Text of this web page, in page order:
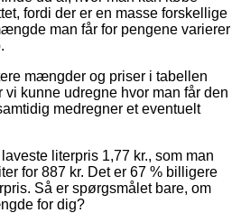
fordi der er en masse forskellige
man får for pengene varierer
mængder og priser i tabellen
vi kunne udregne hvor man får den
medregner et eventuelt
literpris 1,77 kr., som man
for 887 kr. Det er 67 % billigere
Så er spørgsmålet bare, om
for dig?